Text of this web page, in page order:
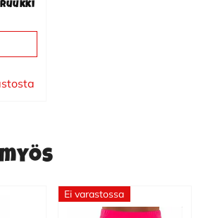
Ei varastossa